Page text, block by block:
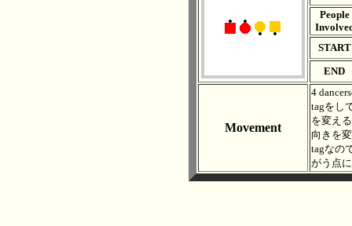
People
START
END
Movement
4
tagをし
を変え
向きを
tagなの
がう点